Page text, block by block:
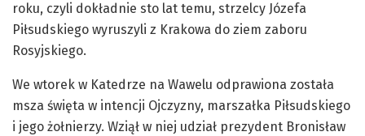
roku, czyli dokładnie sto lat temu, strzelcy Józefa
Piłsudskiego wyruszyli z Krakowa do ziem zaboru
Rosyjskiego.
We wtorek w Katedrze na Wawelu odprawiona została
msza święta w intencji Ojczyzny, marszałka Piłsudskiego
i jego żołnierzy. Wziął w niej udział prezydent Bronisław